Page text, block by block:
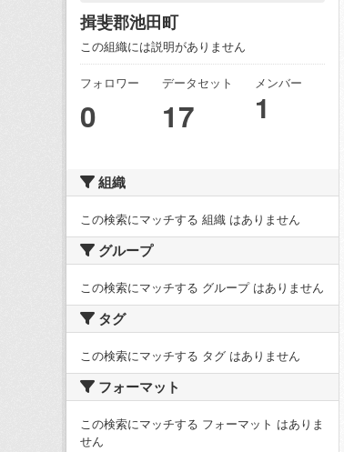
揖斐郡池田町
この組織には説明がありません
フォロワー
0
データセット
17
メンバー
1
組織
この検索にマッチする 組織 はありません
グループ
この検索にマッチする グループ はありません
タグ
この検索にマッチする タグ はありません
フォーマット
この検索にマッチする フォーマット はありま
せん